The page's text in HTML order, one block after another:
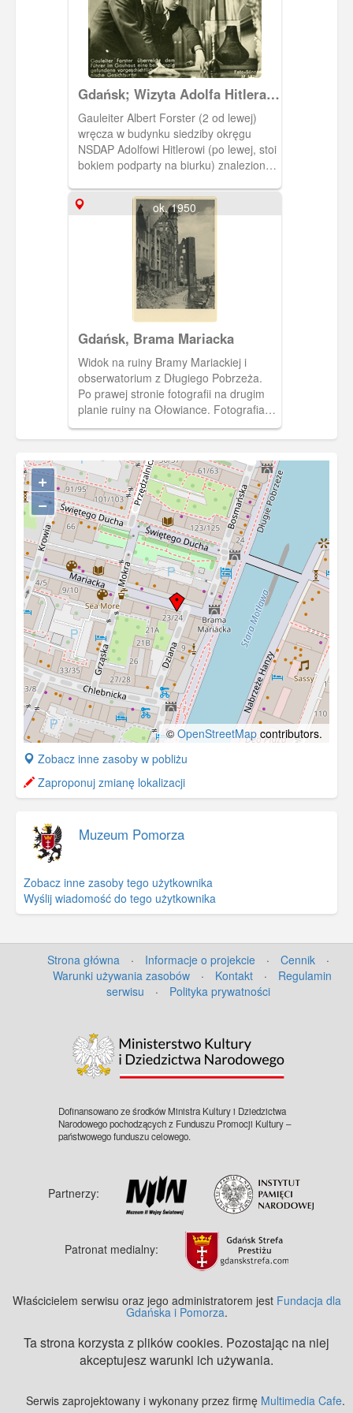
Gdańsk; Wizyta Adolfa Hitlera
w Gdańsku i na Westerplatte
Gauleiter Albert Forster (2 od lewej)
wręcza w budynku siedziby okręgu
NSDAP Adolfowi Hitlerowi (po lewej, stoi
bokiem podparty na biurku) znalezioną
Pochyleni oglądają naczynie stojące na
stole (na boku urny widoczne
namalowane zdobienie). Z tyłu
widoczna szklana gablota. W głębi
widoczne drzwi wejściowe do sali. U
dołu nadrukowany podpis w j.
niemieckim: "Gauleiter Forster
uberreicht dem Fuhrer im Gauhaus
eine bei Danzig gefundene
vorgeschichtliche germanische
w siedzibie okręgu [NSDAP] wręcza
Wodzowi [Adolfowi Hitlerowi]
prehistoryczna germańską urnę
twarzową, znalezioną koło Gdańska") i
"Foto-Sonnke M 137". Zakaz
IPN, sygnatura: GK-5-1-89-1
ok. 1950
Gdańsk, Brama Mariacka
Widok na ruiny Bramy Mariackiej i
obserwatorium z Długiego Pobrzeża.
Po prawej stronie fotografii na drugim
planie ruiny na Ołowiance. Fotografia
pochodzi z albumu pt.: "Gdańsk dawniej
a dziś" ang.: "Former and today"
kartonowej kopercie w kolorze
szałwiowej zieleni jest 14 zdjęć
przedwojennego i powojennego,
zruinowanego Gdańska. Napisy na
okładce albumu są wytłoczone i
pozłocone.
+
−
© OpenStreetMap contributors.
+
−
Zobacz inne zasoby w pobliżu
Zaproponuj zmianę lokalizacji
Muzeum Pomorza
Zobacz inne zasoby tego użytkownika
Wyślij wiadomość do tego użytkownika
Strona główna · Informacje o projekcie · Cennik
·
Warunki używania zasobów
· Kontakt ·
Regulamin
serwisu
· Polityka prywatności
Dofinansowano ze środków Ministra Kultury i Dziedzictwa
Narodowego pochodzących z Funduszu Promocji Kultury –
państwowego funduszu celowego.
Partnerzy:
Patronat medialny:
Właścicielem serwisu oraz jego administratorem jest Fundacja dla
Gdańska i Pomorza.
Ta strona korzysta z plików cookies. Pozostając na niej
akceptujesz warunki ich używania.
Serwis zaprojektowany i wykonany przez firmę Multimedia Cafe.